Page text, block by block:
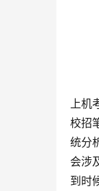
上机
校招
统分
会涉
到时